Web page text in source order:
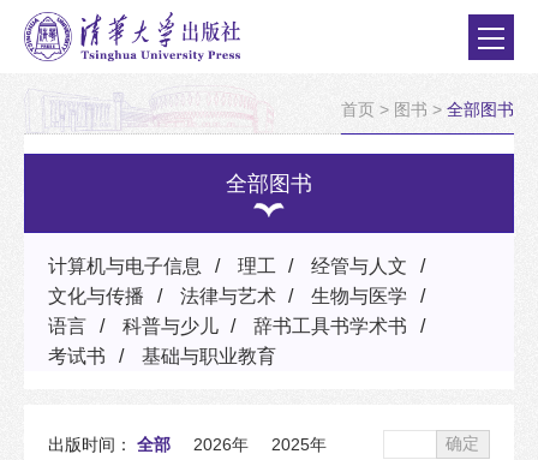
首页 > 图书 > 全部图书
全部图书
计算机与电子信息 理工
经管与人文
文化与传播
法律与艺术
生物与医学
语言
科普与少儿
辞书工具书学术书
考试书
基础与职业教育
确定
出版时间： 全部 2026年
2025年